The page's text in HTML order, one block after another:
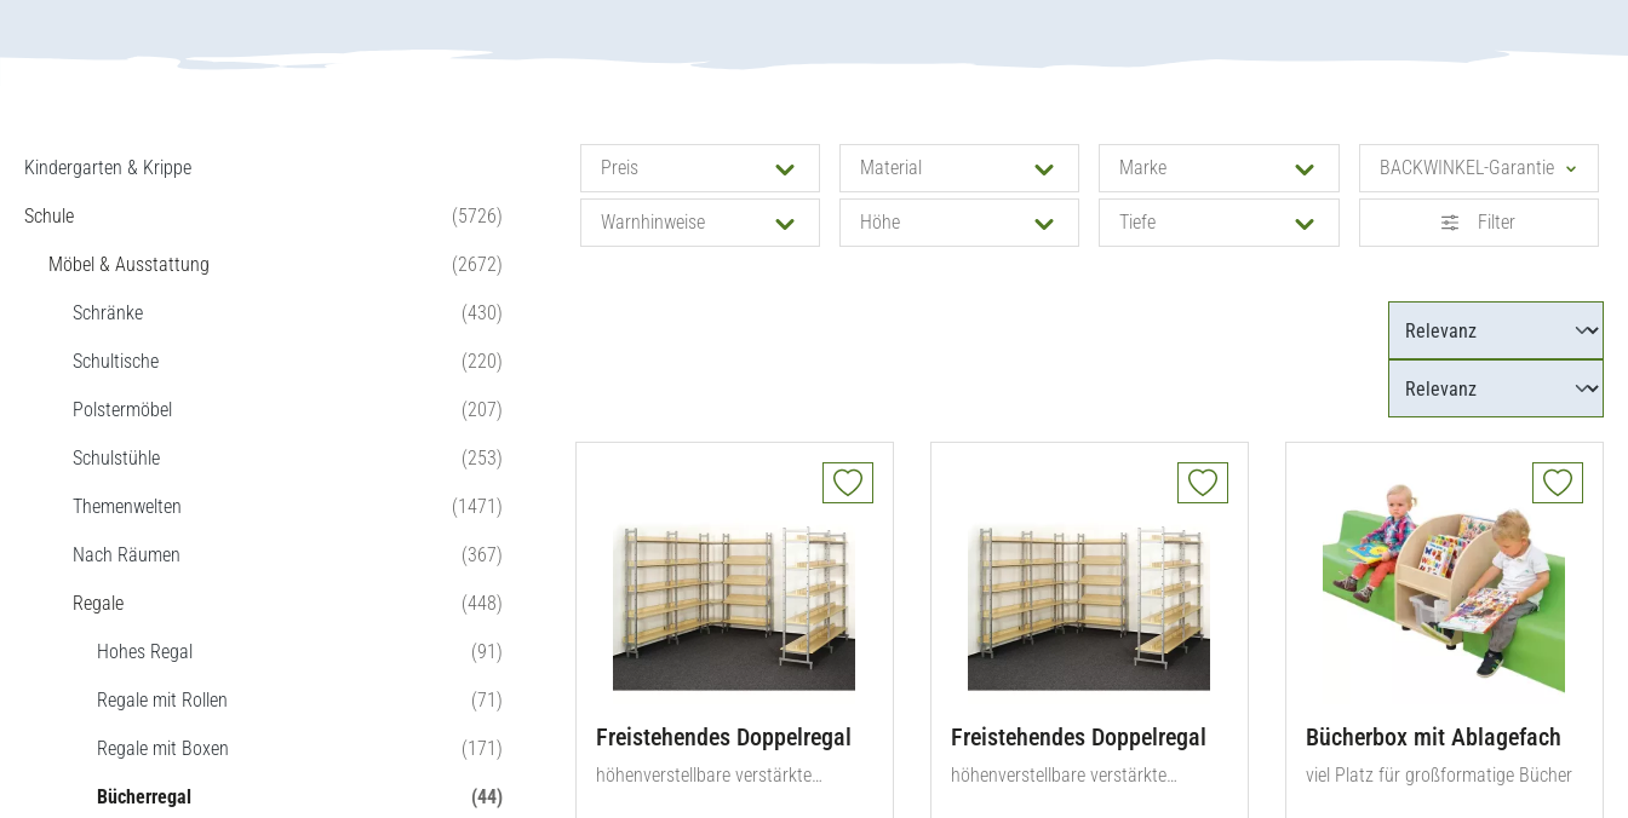
Kindergarten & Krippe
Schule (5726)
Möbel & Ausstattung (2672)
Schränke (430)
Schultische (220)
Polstermöbel (207)
Schulstühle (253)
Themenwelten (1471)
Nach Räumen (367)
Regale (448)
Hohes Regal (91)
Regale mit Rollen (71)
Regale mit Boxen (171)
Bücherregal (44)
Preis Material Marke BACKWINKEL-Garantie
Warnhinweise Höhe Tiefe Filter
Freistehendes Doppelregal
höhenverstellbare verstärkte
Freistehendes Doppelregal
höhenverstellbare verstärkte
Bücherbox mit Ablagefach
viel Platz für großformatige Bücher